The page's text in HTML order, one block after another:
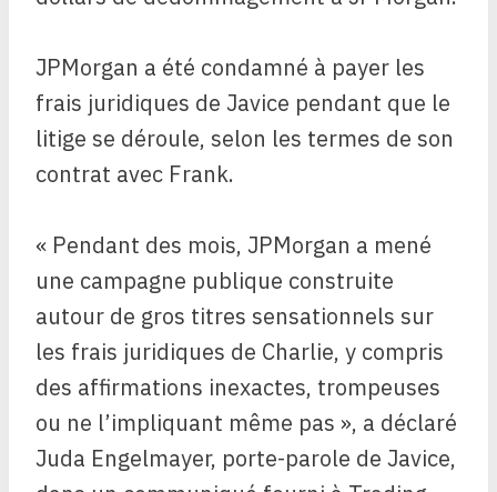
JPMorgan a été condamné à payer les
frais juridiques de Javice pendant que le
litige se déroule, selon les termes de son
contrat avec Frank.
« Pendant des mois, JPMorgan a mené
une campagne publique construite
autour de gros titres sensationnels sur
les frais juridiques de Charlie, y compris
des affirmations inexactes, trompeuses
ou ne l’impliquant même pas », a déclaré
Juda Engelmayer, porte-parole de Javice,